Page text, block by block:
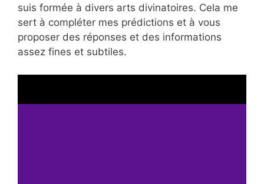
suis formée à divers arts divinatoires. Cela me
sert à compléter mes prédictions et à vous
proposer des réponses et des informations
assez fines et subtiles.